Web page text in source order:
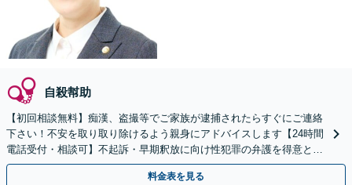
自殺幇助
【初回相談無料】痴漢、盗撮等でご家族が逮捕されたらすぐにご連絡
下さい！不安を取り取り除けるよう親身にアドバイスします【24時間
電話受付・相談可】不起訴・早期釈放に向け性犯罪の弁護を得意とす
る経験豊富な弁護士がスピード対応！【最短即日対応可】
料金表を見る